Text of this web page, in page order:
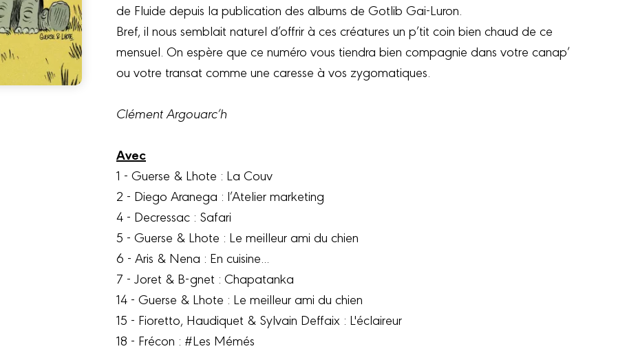
de Fluide depuis la publication des albums de Gotlib Gai-Luron.
Bref, il nous semblait naturel d’offrir à ces créatures un p’tit coin bien chaud de ce
mensuel. On espère que ce numéro vous tiendra bien compagnie dans votre canap’
ou votre transat comme une caresse à vos zygomatiques.
Clément Argouarc’h
Avec
1 - Guerse & Lhote : La Couv
2 - Diego Aranega : l’Atelier marketing
4 - Decressac : Safari
5 - Guerse & Lhote : Le meilleur ami du chien
6 - Aris & Nena : En cuisine...
7 - Joret & B-gnet : Chapatanka
14 - Guerse & Lhote : Le meilleur ami du chien
15 - Fioretto, Haudiquet & Sylvain Deffaix : L'éclaireur
18 - Frécon : #Les Mémés